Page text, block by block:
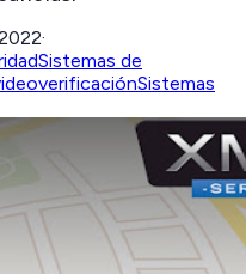
·
Sistemas de
Sistemas